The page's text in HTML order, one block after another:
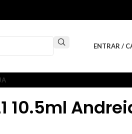
ENTRAR /
10.5ml